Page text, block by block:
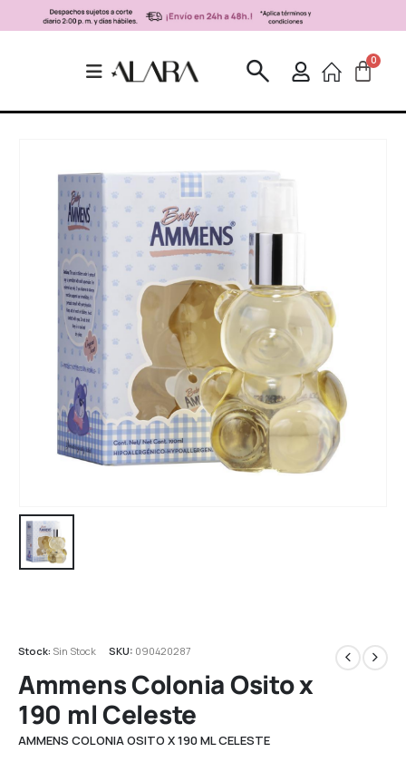
Stock: Sin Stock SKU: 090420287
Ammens Colonia Osito x
190 ml Celeste
AMMENS COLONIA OSITO X 190 ML CELESTE